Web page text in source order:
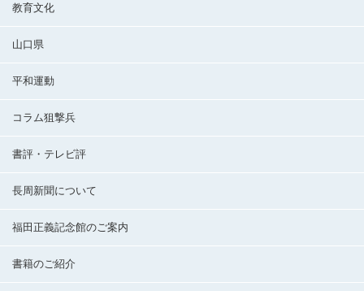
教育文化
山口県
平和運動
コラム狙撃兵
書評・テレビ評
長周新聞について
福田正義記念館のご案内
書籍のご紹介